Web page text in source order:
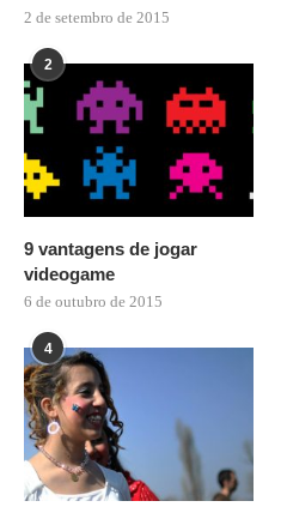
2 de setembro de 2015
2
9 vantagens de jogar
videogame
6 de outubro de 2015
4